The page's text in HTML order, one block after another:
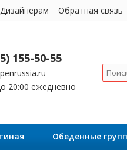
Дизайнерам Обратная связь
155-50-55
20:00 ежедневно
Обеденные